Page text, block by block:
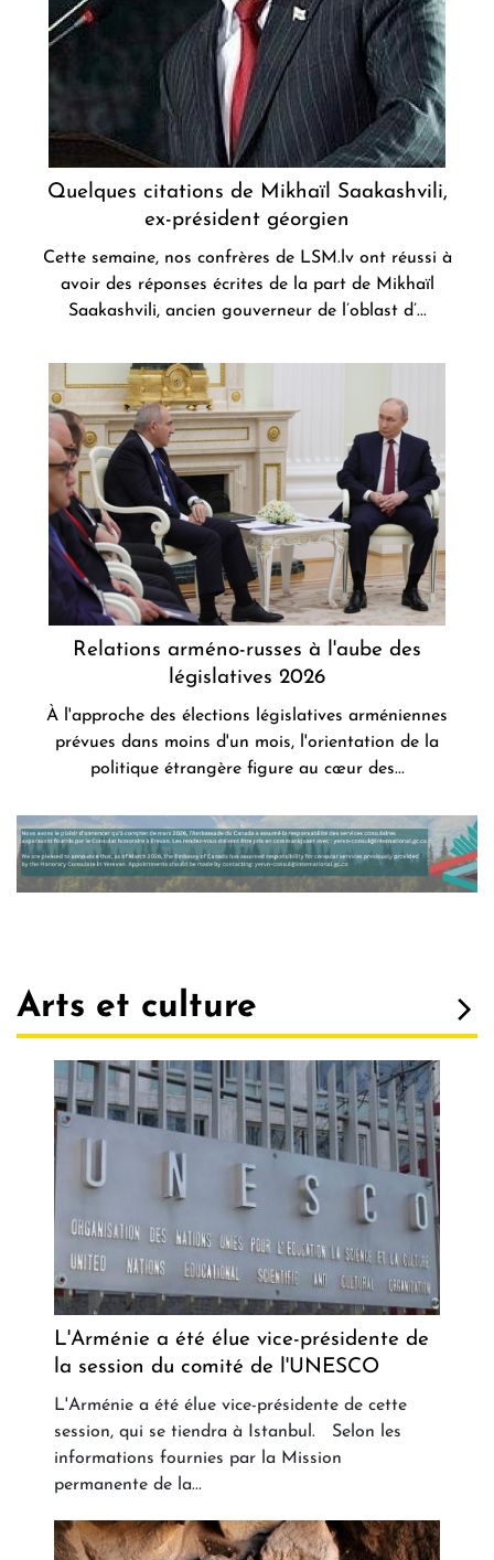
Quelques citations de Mikhaïl Saakashvili,
ex-président géorgien
Cette semaine, nos confrères de LSM.lv ont réussi à
avoir des réponses écrites de la part de Mikhaïl
Saakashvili, ancien gouverneur de l’oblast d’...
Relations arméno-russes à l'aube des
législatives 2026
À l'approche des élections législatives arméniennes
prévues dans moins d'un mois, l'orientation de la
politique étrangère figure au cœur des...
Arts et culture
L'Arménie a été élue vice-présidente de
la session du comité de l'UNESCO
L'Arménie a été élue vice-présidente de cette
session, qui se tiendra à Istanbul. Selon les
informations fournies par la Mission
permanente de la...